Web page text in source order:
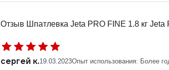
Отзыв Шпатлевка Jeta PRO FINE 1.8 кг Jeta
сергей к.19.03.2023Опыт использования: Более